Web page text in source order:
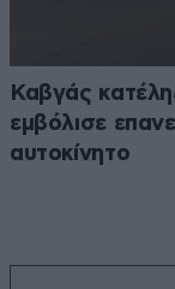
Καβγάς
εμβόλισε
αυτοκίνητο